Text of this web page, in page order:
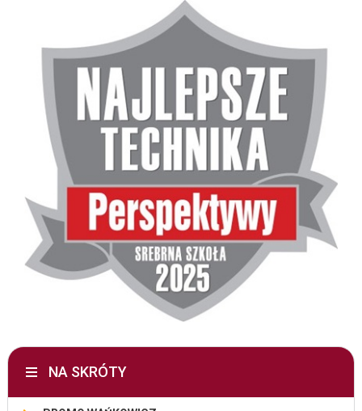
NA SKRÓTY